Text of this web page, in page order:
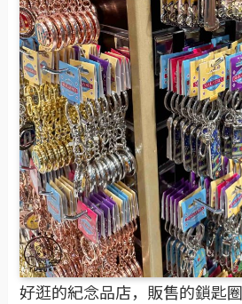
好逛的紀念品店，販售的鎖匙